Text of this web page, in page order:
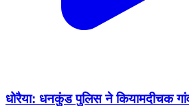
धोरैया: धनकुंड पुलिस ने कियामदीचक